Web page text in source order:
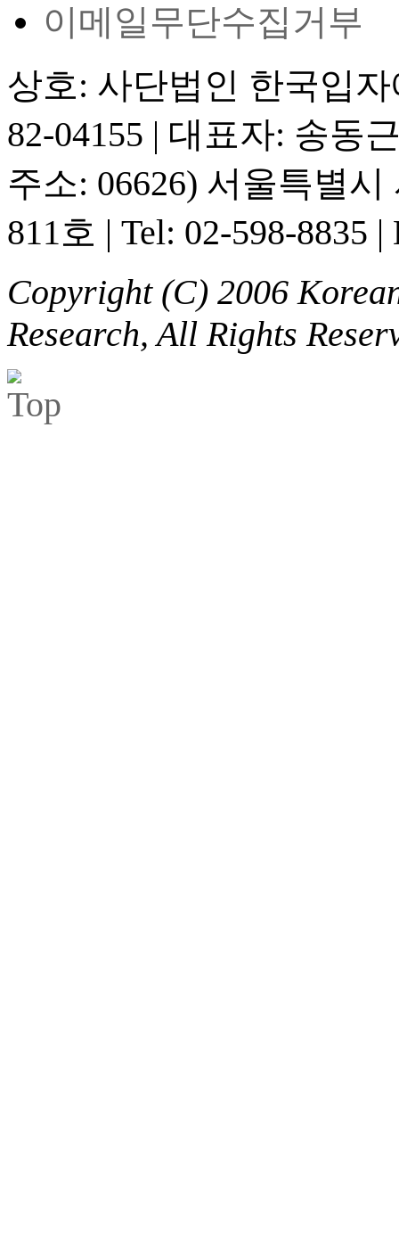
이메일무단수집거부
상호: 사단법인 한국입
82-04155 | 대표자: 송동
주소: 06626) 서울특별
811호 | Tel: 02-598-8835 |
Copyright (C) 2006
Research, All Rights